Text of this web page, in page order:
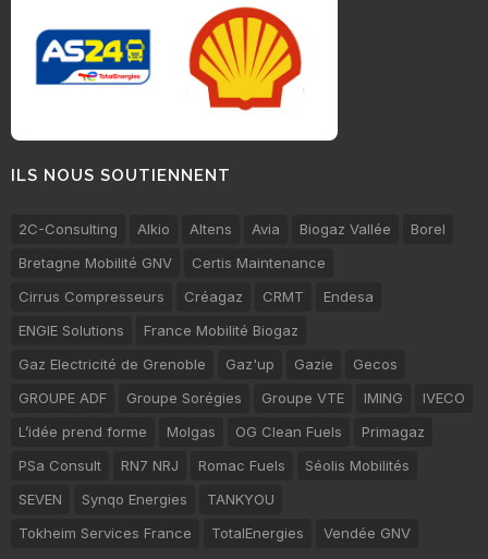
ILS NOUS SOUTIENNENT
2C-Consulting Alkio Altens Avia Biogaz Vallée
Borel
Bretagne Mobilité GNV
Certis Maintenance
Cirrus Compresseurs
Créagaz CRMT
Endesa
ENGIE Solutions
France Mobilité Biogaz
Gaz Electricité de Grenoble
Gaz'up Gazie
Gecos
GROUPE ADF
Groupe Sorégies Groupe VTE IMING
IVECO
L’idée prend forme
Molgas OG Clean Fuels
Primagaz
PSa Consult
RN7 NRJ Romac Fuels
Séolis Mobilités
SEVEN
Synqo Energies
TANKYOU
Tokheim Services France
TotalEnergies Vendée GNV